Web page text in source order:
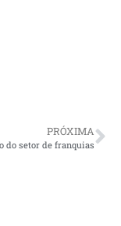
PRÓXIMA
do setor de franquias